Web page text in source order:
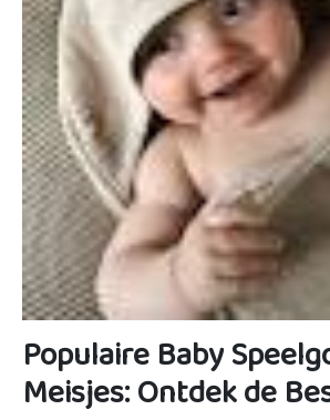
Populaire Baby
Meisjes: Ontdek de